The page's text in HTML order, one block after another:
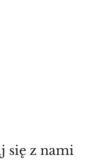
się z nami